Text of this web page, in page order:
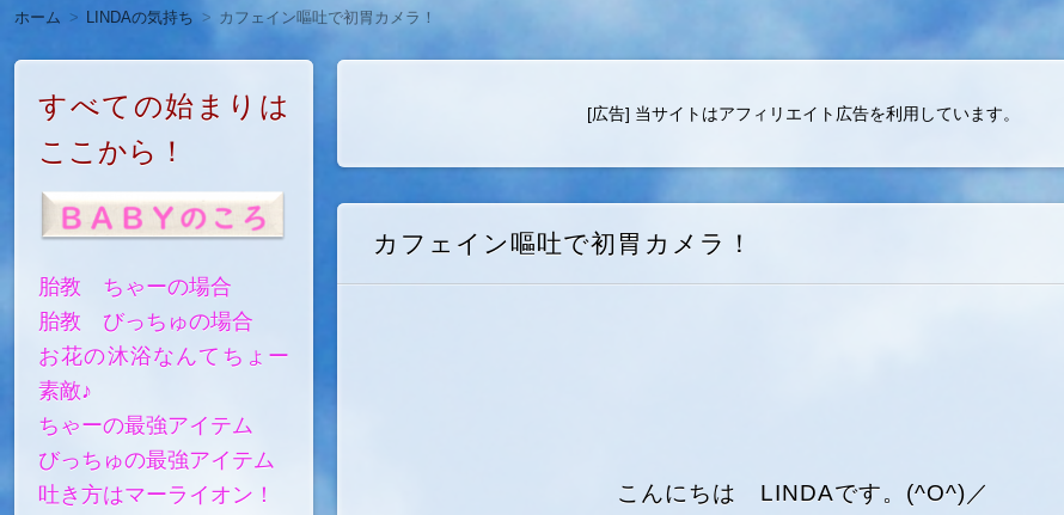
ホーム LINDAの気持ち カフェイン嘔吐で初胃カメラ！
[広告] 当サイトはアフィリエイト広告を利用しています。
カフェイン嘔吐で初胃カメラ！
こんにちは LINDAです。(^O^)／
すべての始まりは
ここから！
胎教 ちゃーの場合
胎教 びっちゅの場合
お花の沐浴なんてちょー
素敵♪
ちゃーの最強アイテム
びっちゅの最強アイテム
吐き方はマーライオン！